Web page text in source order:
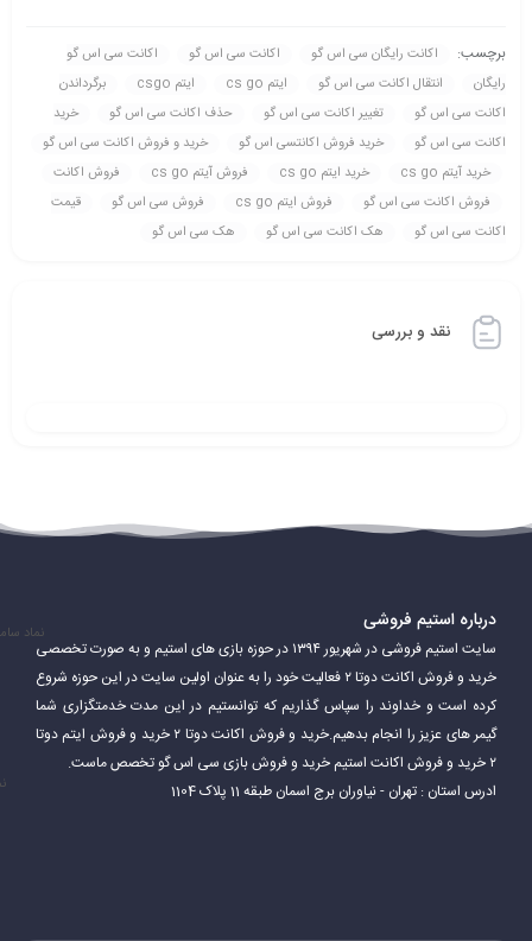
برچسب: اکانت رايگان سی اس گو اکانت سی اس گو
اکانت سی اس گو
رايگان
انتقال اکانت سی اس گو ایتم cs go ایتم csgo
برگرداندن
اکانت سی اس گو
تغيير اکانت سی اس گو حذف اکانت سی اس گو
خريد
اکانت سی اس گو
خريد فروش اکانتسی اس گو
خريد و فروش اکانت سی اس گو
خرید آیتم cs go
خرید ایتم cs go فروش آیتم cs go
فروش اکانت
فروش اکانت سی اس گو
فروش ایتم cs go فروش سی اس گو
قيمت
اکانت سی اس گو
هک اکانت سی اس گو هک سی اس گو
نقد و بررسی
درباره استیم فروشی
سایت استیم فروشی در شهریور ۱۳۹۴ در حوزه بازی های استیم و به صورت تخصصی
خرید و فروش اکانت دوتا ۲ فعالیت خود را به عنوان اولین سایت در این حوزه شروع
کرده است و خداوند را سپاس گذاریم که توانستیم در این مدت خدمتگزاری شما
گیمر های عزیز را انجام بدهیم.خرید و فروش اکانت دوتا ۲ خرید و فروش ایتم دوتا
۲ خرید و فروش اکانت استیم خرید و فروش بازی سی اس گو تخصص ماست.
ادرس استان : تهران - نیاوران برج اسمان طبقه 11 پلاک 1104
نماد